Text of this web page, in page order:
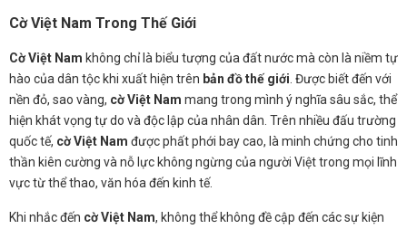
Cờ Việt Nam Trong Thế Giới
Cờ Việt Nam không chỉ là biểu tượng của đất nước mà còn là niềm tự
hào của dân tộc khi xuất hiện trên bản đồ thế giới . Được biết đến với
nền đỏ, sao vàng, cờ Việt Nam mang trong mình ý nghĩa sâu sắc, thể
hiện khát vọng tự do và độc lập của nhân dân. Trên nhiều đấu trường
quốc tế, cờ Việt Nam được phất phới bay cao, là minh chứng cho tinh
thần kiên cường và nỗ lực không ngừng của người Việt trong mọi lĩnh
vực từ thể thao, văn hóa đến kinh tế.
Khi nhắc đến cờ Việt Nam, không thể không đề cập đến các sự kiện